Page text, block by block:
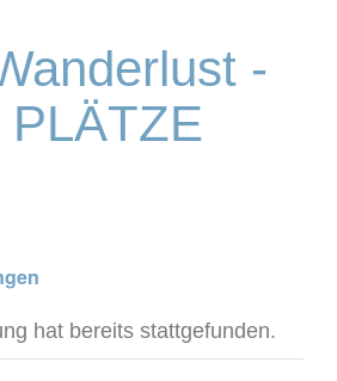
-
hat bereits stattgefunden.